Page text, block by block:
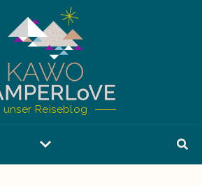
unser Reiseblog